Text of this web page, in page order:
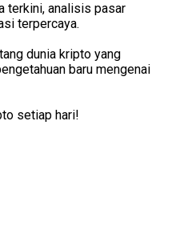
terkini, analisis pasar
terpercaya.
dunia kripto yang
baru mengenai
setiap hari!